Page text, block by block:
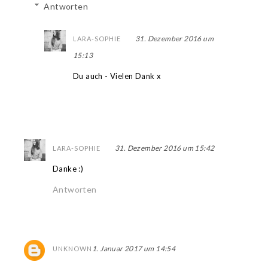
Antworten
LARA-SOPHIE
31. Dezember 2016 um
15:13
Du auch - Vielen Dank x
LARA-SOPHIE 31. Dezember 2016 um 15:42
Danke :)
Antworten
UNKNOWN 1. Januar 2017 um 14:54